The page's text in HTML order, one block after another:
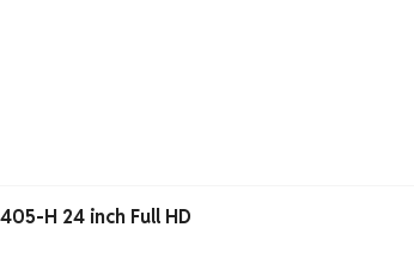
H 24 inch Full HD